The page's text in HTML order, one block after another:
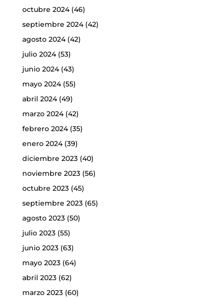
octubre 2024(46)
septiembre 2024(42)
agosto 2024(42)
julio 2024(53)
junio 2024(43)
mayo 2024(55)
abril 2024(49)
marzo 2024(42)
febrero 2024(35)
enero 2024(39)
diciembre 2023(40)
noviembre 2023(56)
octubre 2023(45)
septiembre 2023(65)
agosto 2023(50)
julio 2023(55)
junio 2023(63)
mayo 2023(64)
abril 2023(62)
marzo 2023(60)